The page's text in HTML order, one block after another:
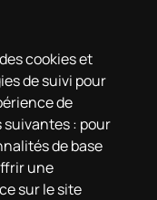
cookies et
de suivi pour
de
: pour
de base
une
sur le site
Formation